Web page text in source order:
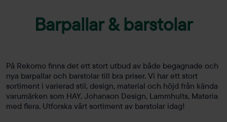
Barpallar & barstolar
På Rekomo finns det ett stort utbud av både begagnade och
nya barpallar och barstolar till bra priser. Vi har ett stort
sortiment i varierad stil, design, material och höjd från kända
varumärken som HAY, Johanson Design, Lammhults, Materia
med flera. Utforska vårt sortiment av barstolar idag!